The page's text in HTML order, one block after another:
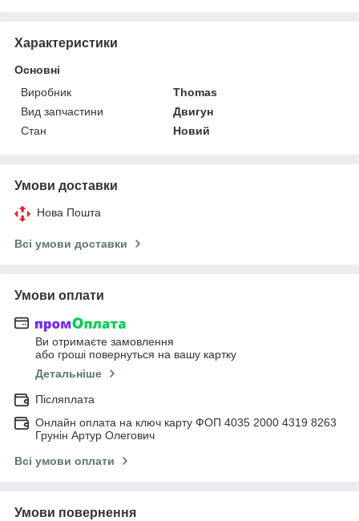
Характеристики
Основні
Виробник
Thomas
Вид запчастини
Двигун
Стан
Новий
Умови доставки
Нова Пошта
Всі умови доставки
Умови оплати
Ви отримаєте замовлення
або гроші повернуться на вашу картку
Детальніше
Післяплата
Онлайн оплата на ключ карту ФОП 4035 2000 4319 8263
Грунін Артур Олегович
Всі умови оплати
Умови повернення